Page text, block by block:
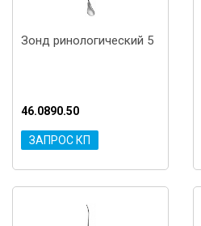
Зонд ринологический 5
46.0890.50
ЗАПРОС КП